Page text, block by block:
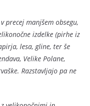
precej manjšem obsegu,
izdelke (pirhe iz
lesa, gline, ter še
Velike Polane,
Razstavljajo pa ne